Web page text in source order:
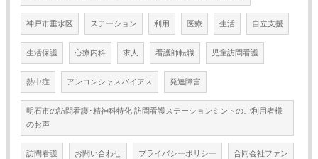
神戸市垂水区 ステーション 利用 医療 生活 自立支援
生活保護 心療内科 求人 看護師転職 児童訪問看護
熱中症 アンコンシャスバイアス 発達障害
明石市の訪問看護･精神科特化 訪問看護ステーションミントのご利用者様
のお声
訪問看護 お問い合わせ プライバシーポリシー 合同会社ファン